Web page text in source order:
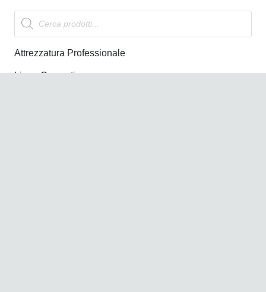
Products
search
Attrezzatura Professionale
Linea Cosmetica